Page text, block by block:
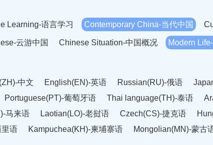
Learning-语言学习 Contemporary China-当代中国
云游中国 Chinese Situation-中国概况 Modern
中文 English(EN)-英语 Russian(RU)-俄语
Portuguese(PT)-葡萄牙语 Thai language(TH)-泰语
马来语
Laotian(LO)-老挝语 Czech(CS)-捷克语
语
Kampuchea(KH)-柬埔寨语 Mongolian(MN)-蒙古